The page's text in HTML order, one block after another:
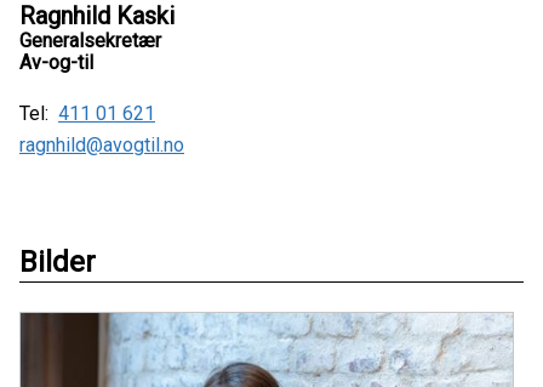
Ragnhild Kaski
Generalsekretær
Av-og-til
Tel: 411 01 621
ragnhild@avogtil.no
Bilder